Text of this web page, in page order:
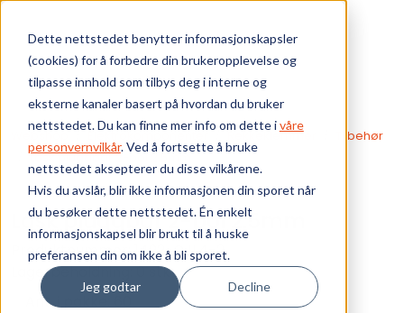
Dette nettstedet benytter informasjonskapsler
(cookies) for å forbedre din brukeropplevelse og
tilpasse innhold som tilbys deg i interne og
eksterne kanaler basert på hvordan du bruker
nettstedet. Du kan finne mer info om dette ivåre
personvernvilkår. Ved å fortsette å bruke
nettstedet aksepterer du disse vilkårene.
Hvis du avslår, blir ikke informasjonen din sporet når
du besøker dette nettstedet. Én enkelt
informasjonskapsel blir brukt til å huske
preferansen din om ikke å bli sporet.
Jeg godtar Decline
Skip to main content
Webshop Elektrokomponenter Rekkeklemmer
Tilbehør
Lask pluggbar 2-pol 2.5mm
Lask pluggbar 2-pol 2.5mm
Produktnummer:1492-CJL4-2
Lagerbeholdning:0 stk
Ant. i pakke: 60
Bærekraft
Vi tilbyr
Ressurser
Om oss